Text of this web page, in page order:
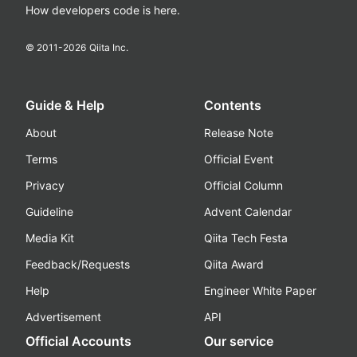
How developers code is here.
© 2011-2026 Qiita Inc.
Guide & Help
About
Terms
Privacy
Guideline
Media Kit
Feedback/Requests
Help
Advertisement
Contents
Release Note
Official Event
Official Column
Advent Calendar
Qiita Tech Festa
Qiita Award
Engineer White Paper
API
Official Accounts Our service